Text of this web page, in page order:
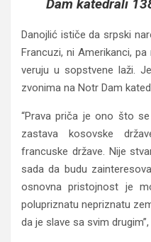
Dam katedrali
Danojlić ističe da srpski
Francuzi, ni Amerikanci,
veruju u sopstvene laži.
zvonima na Notr Dam
“Prava priča je ono što
zastava kosovske
francuske države. Nije
sada da budu
osnovna pristojnost je
polupriznatu nepriznatu
da je slave sa svim